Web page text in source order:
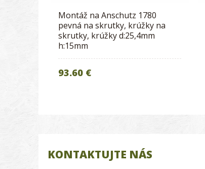
Montáž na Anschutz 1780
pevná na skrutky, krúžky na
skrutky, krúžky d:25,4mm
h:15mm
93.60 €
KONTAKTUJTE NÁS